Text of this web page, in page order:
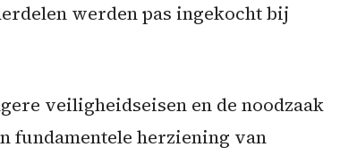
werden pas ingekocht bij
veiligheidseisen en de noodzaak
fundamentele herziening van